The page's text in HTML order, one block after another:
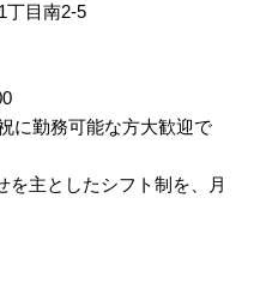
目南2-5
勤務可能な方大歓迎で
主としたシフト制を、月